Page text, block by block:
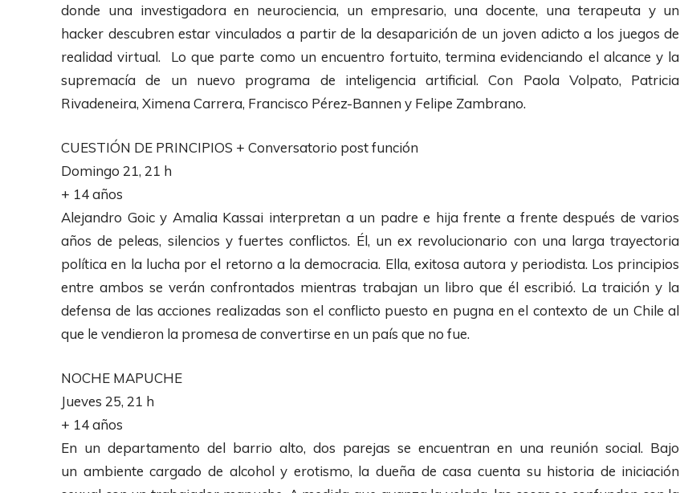
donde una investigadora en neurociencia, un empresario, una docente, una terapeuta y un
hacker descubren estar vinculados a partir de la desaparición de un joven adicto a los juegos de
realidad virtual. Lo que parte como un encuentro fortuito, termina evidenciando el alcance y la
supremacía de un nuevo programa de inteligencia artificial. Con Paola Volpato, Patricia
Rivadeneira, Ximena Carrera, Francisco Pérez-Bannen y Felipe Zambrano.
CUESTIÓN DE PRINCIPIOS + Conversatorio post función
Domingo 21, 21 h
+ 14 años
Alejandro Goic y Amalia Kassai interpretan a un padre e hija frente a frente después de varios
años de peleas, silencios y fuertes conflictos. Él, un ex revolucionario con una larga trayectoria
política en la lucha por el retorno a la democracia. Ella, exitosa autora y periodista. Los principios
entre ambos se verán confrontados mientras trabajan un libro que él escribió. La traición y la
defensa de las acciones realizadas son el conflicto puesto en pugna en el contexto de un Chile al
que le vendieron la promesa de convertirse en un país que no fue.
NOCHE MAPUCHE
Jueves 25, 21 h
+ 14 años
En un departamento del barrio alto, dos parejas se encuentran en una reunión social. Bajo
un ambiente cargado de alcohol y erotismo, la dueña de casa cuenta su historia de iniciación